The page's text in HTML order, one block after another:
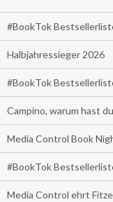
#BookTok
Halbjahressieger 2026
#BookTok
Campino, warum hast
Media Control Book
#BookTok
Media Control ehrt